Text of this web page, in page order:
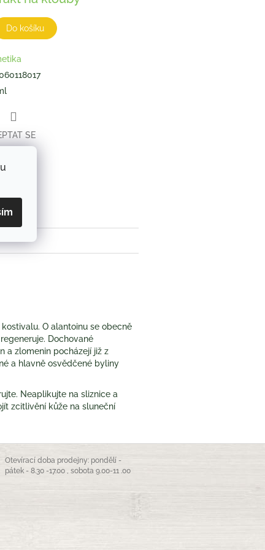
Do košíku
SE
O alantoinu se obecně
Dochované
a zlomenin pocházejí již z
a hlavně osvědčené byliny
Neaplikujte na sliznice a
zcitlivění kůže na sluneční
Otevírací doba prodejny: pondělí -
pátek - 8.30 -17.00 , sobota 9.00-11 .00